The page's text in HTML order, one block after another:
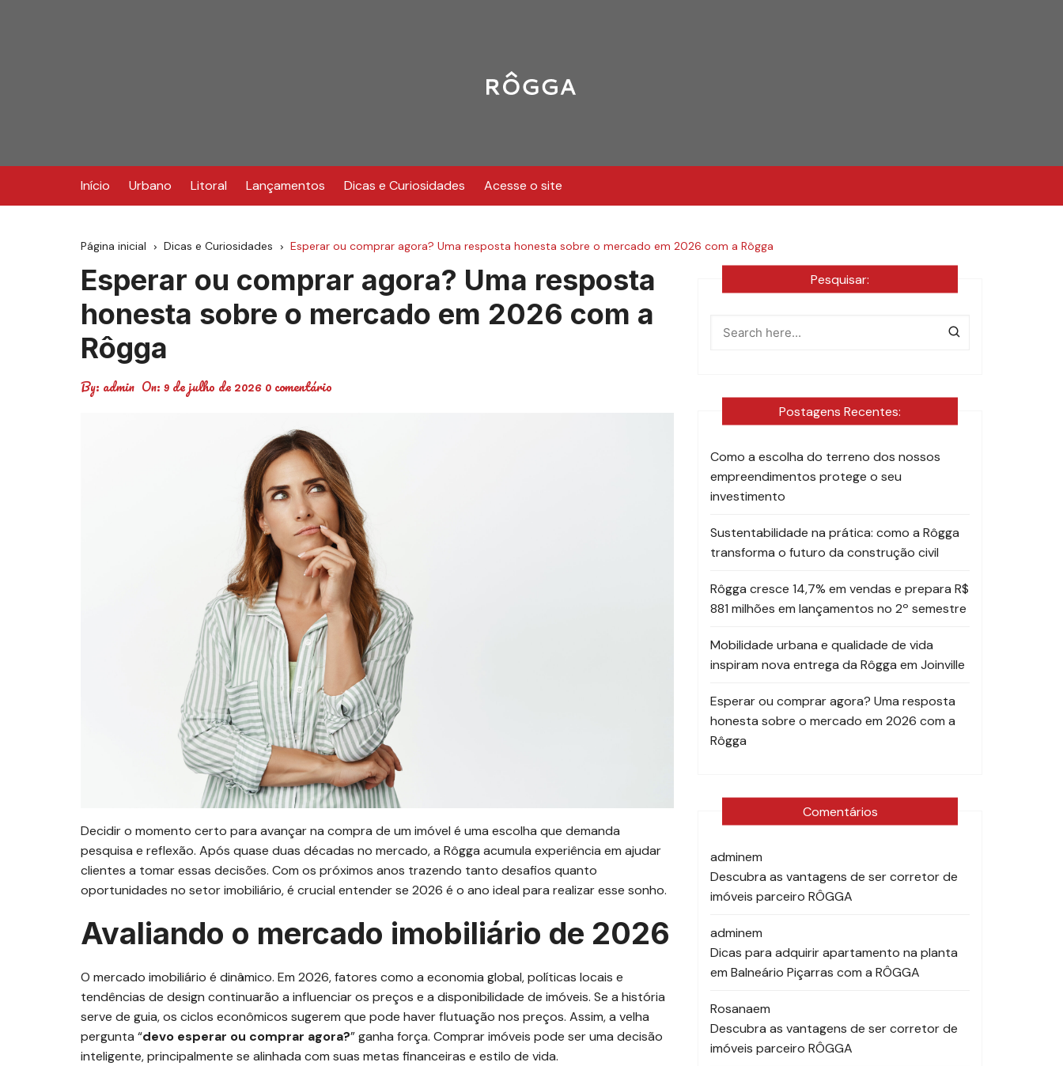
Início Urbano Litoral Lançamentos Dicas e Curiosidades Acesse o site
Página inicial Dicas e Curiosidades Esperar ou comprar agora? Uma resposta honesta sobre o mercado em 2026 com a Rôgga
Esperar ou comprar agora? Uma resposta
honesta sobre o mercado em 2026 com a
Rôgga
By: admin On:9 de julho de 20260 comentário
Decidir o momento certo para avançar na compra de um imóvel é uma escolha que demanda
pesquisa e reflexão. Após quase duas décadas no mercado, a Rôgga acumula experiência em ajudar
clientes a tomar essas decisões. Com os próximos anos trazendo tanto desafios quanto
oportunidades no setor imobiliário, é crucial entender se 2026 é o ano ideal para realizar esse sonho.
Avaliando o mercado imobiliário de 2026
O mercado imobiliário é dinâmico. Em 2026, fatores como a economia global, políticas locais e
tendências de design continuarão a influenciar os preços e a disponibilidade de imóveis. Se a história
serve de guia, os ciclos econômicos sugerem que pode haver flutuação nos preços. Assim, a velha
pergunta “devo esperar ou comprar agora?” ganha força. Comprar imóveis pode ser uma decisão
inteligente, principalmente se alinhada com suas metas financeiras e estilo de vida.
Pesquisar:
Postagens Recentes:
Como a escolha do terreno dos nossos
empreendimentos protege o seu
investimento
Sustentabilidade na prática: como a Rôgga
transforma o futuro da construção civil
Rôgga cresce 14,7% em vendas e prepara R$
881 milhões em lançamentos no 2º semestre
Mobilidade urbana e qualidade de vida
inspiram nova entrega da Rôgga em Joinville
Esperar ou comprar agora? Uma resposta
honesta sobre o mercado em 2026 com a
Rôgga
Comentários
adminem
Descubra as vantagens de ser corretor de
imóveis parceiro RÔGGA
adminem
Dicas para adquirir apartamento na planta
em Balneário Piçarras com a RÔGGA
Rosanaem
Descubra as vantagens de ser corretor de
imóveis parceiro RÔGGA